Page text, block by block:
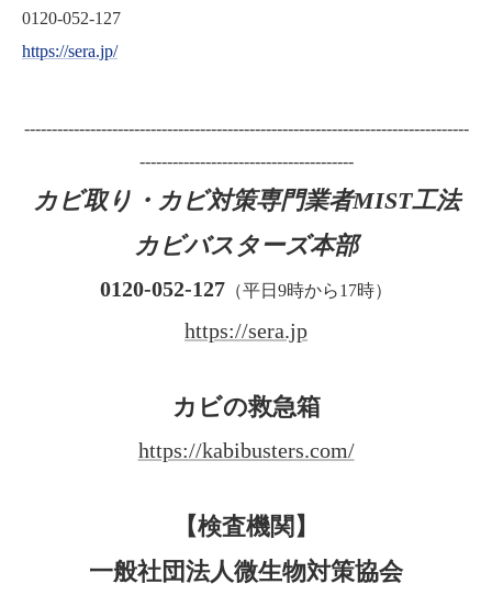
0120-052-127
https://sera.jp/
---------------------------------------------------------------------------------
---------------------------------------
カビ取り・カビ対策専門業者MIST工法
カビバスターズ本部
0120-052-127 （平日9時から17時）
https://sera.jp
カビの救急箱
https://kabibusters.com/
【検査機関】
一般社団法人微生物対策協会